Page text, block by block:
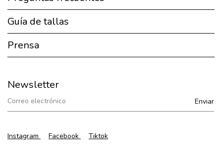
Guía de tallas
Prensa
Newsletter
Instagram Facebook Tiktok